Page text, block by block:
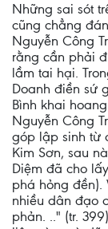
Những sai sót
cũng chẳng
Nguyễn Công
rằng cần phải
lầm tai hại.
Doanh điền sứ
Bình khai
Nguyễn Công
góp lập sinh từ
Kim Sơn, sau
Diệm đã cho
phá hỏng đền).
nhiều dân đạo
phản. .." (tr.